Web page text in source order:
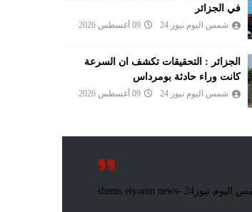
في الجزائر
شمس اليوم نيوز 24 09 أغسطس 2026
الجزائر : التحقيقات تكشف ان السرعة
كانت وراء حادثة بومرداس
شمس اليوم نيوز 24 09 أغسطس 2026